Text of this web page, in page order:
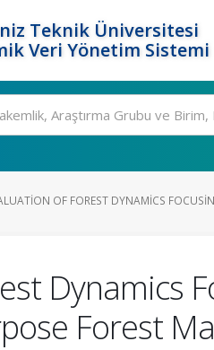
Teknik Üniversitesi
Veri Yönetim Sistemi
OF FOREST DYNAMICS
Dynamics
Forest